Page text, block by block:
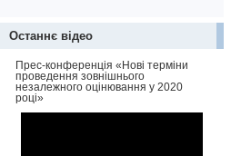
Останнє відео
Прес-конференція «Нові терміни
проведення зовнішнього
незалежного оцінювання у 2020
році»